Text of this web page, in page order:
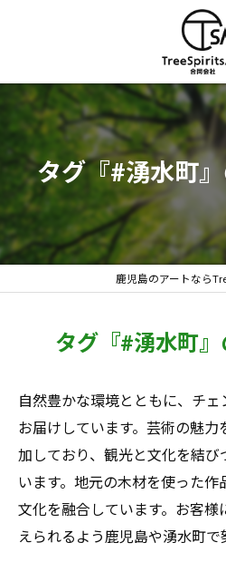
タグ『#湧水町
鹿児島のアートなら
タグ『#湧水町
自然豊かな環境とともに、チ
お届けしています。芸術の魅
加しており、観光と文化を結び
います。地元の木材を使った作
文化を融合しています。お客
えられるよう鹿児島や湧水町で